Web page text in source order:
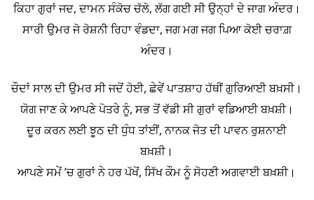
ਕਿਹਾ ਗੁਰਾਂ ਜਦ, ਦਾਮਨ ਸੰਕੋਚ ਚੱਲੋ, ਲੱਗ ਗਈ ਸੀ ਉਨ੍ਹਾਂ ਦੇ ਜਾਗ ਅੰਦਰ।
ਸਾਰੀ ਉਮਰ ਜੋ ਰੋਸ਼ਨੀ ਰਿਹਾ ਵੰਡਦਾ, ਜਗ ਮਗ ਜਗ ਪਿਆ ਕੋਈ ਚਰਾਗ਼
ਅੰਦਰ।
ਚੌਦਾਂ ਸਾਲ ਦੀ ਉਮਰ ਸੀ ਜਦੋਂ ਹੋਈ, ਛੇਵੇਂ ਪਾਤਸ਼ਾਹ ਹੱਥੀਂ ਗੁਰਿਆਈ ਬਖ਼ਸੀ।
ਯੋਗ ਜਾਣ ਕੇ ਆਪਣੇ ਪੋਤਰੇ ਨੂੰ, ਸਭ ਤੋਂ ਵੱਡੀ ਸੀ ਗੁਰਾਂ ਵਡਿਆਈ ਬਖ਼ਸ਼ੀ।
ਦੂਰ ਕਰਨ ਲਈ ਝੂਠ ਦੀ ਧੁੰਧ ਤਾਂਈਂ, ਨਾਨਕ ਜੋਤ ਦੀ ਪਾਵਨ ਰੁਸ਼ਨਾਈ
ਬਖ਼ਸ਼ੀ।
ਆਪਣੇ ਸਮੇਂ ’ਚ ਗੁਰਾਂ ਨੇ ਹਰ ਪੱਖੋਂ, ਸਿੱਖ ਕੌਮ ਨੂੰ ਸੋਹਣੀ ਅਗਵਾਈ ਬਖ਼ਸ਼ੀ।